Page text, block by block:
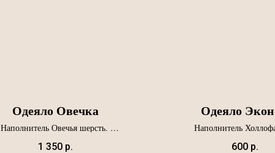
Одеяло Овечка
Наполнитель Овечья шерсть.
Ткань микрофибра.
Артикул О-04
1 350 р.
Одеяло
Наполнитель
Ткань полисатин.
Артикул О-01
600 р.